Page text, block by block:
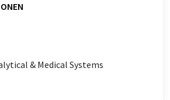
& Medical Systems